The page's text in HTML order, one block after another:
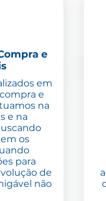
e
em
e
na
e na
os
para
de
não